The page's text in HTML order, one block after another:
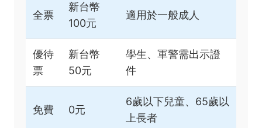
全票
新台幣
100元
適用於一般成人
優待
票
新台幣
50元
學生、軍警需出示證
件
免費 0元
6歲以下兒童、65歲以
上長者